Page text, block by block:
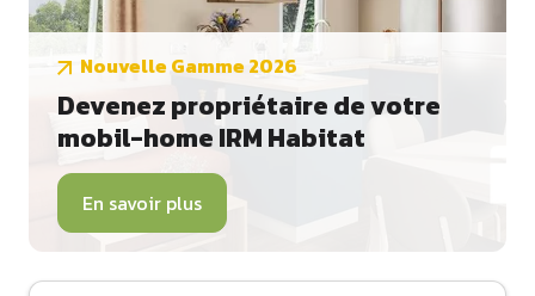
Nouvelle Gamme 2026
Devenez propriétaire de votre
mobil-home IRM Habitat
En savoir plus